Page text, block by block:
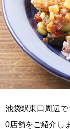
池袋駅東口周辺
0店舗をご紹介し